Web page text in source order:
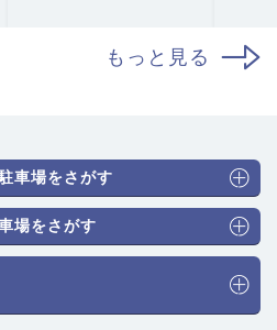
もっと見る
車場をさがす
場をさがす